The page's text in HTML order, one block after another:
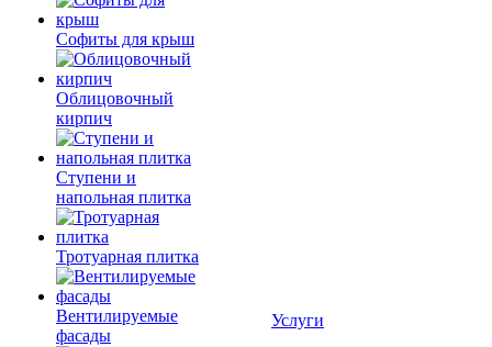
Софиты для крыш
Облицовочный
кирпич
Ступени и
напольная плитка
Тротуарная плитка
Вентилируемые
фасады
Услуги